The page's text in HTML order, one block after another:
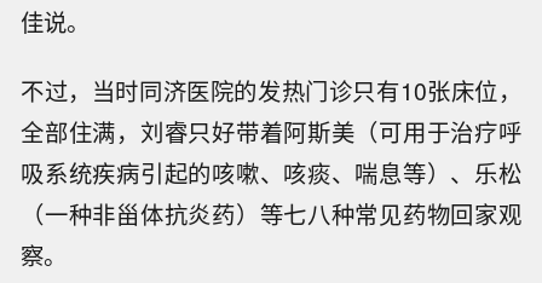
佳说。
不过，当时同济医院的发热门诊只有10张床位，
全部住满，刘睿只好带着阿斯美（可用于治疗呼
吸系统疾病引起的咳嗽、咳痰、喘息等）、乐松
（一种非甾体抗炎药）等七八种常见药物回家观
察。